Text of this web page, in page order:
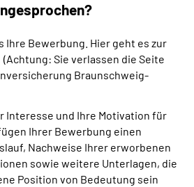
Ihre Bewerbung. Hier geht es zur
(Achtung: Sie verlassen die Seite
Braunschweig-
Interesse und Ihre Motivation für
Ihrer Bewerbung einen
Nachweise Ihrer erworbenen
sowie weitere Unterlagen, die
Position von Bedeutung sein